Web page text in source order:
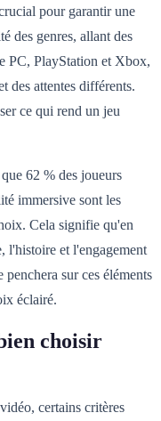
pour garantir une
des genres, allant des
PC, PlayStation et Xbox,
des attentes différents.
ce qui rend un jeu
62 % des joueurs
immersive sont les
Cela signifie qu'en
l'histoire et l'engagement
sur ces éléments
éclairé.
choisir
certains critères